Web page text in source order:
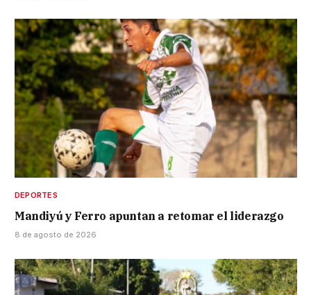
DEPORTES
Mandiyú y Ferro apuntan a retomar el liderazgo
8 de agosto de 2026